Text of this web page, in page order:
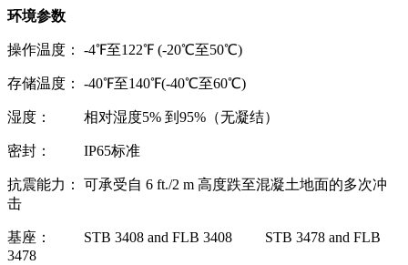
环境参数
操作温度： -4℉至122℉ (-20℃至50℃)
存储温度： -40℉至140℉(-40℃至60℃)
湿度： 相对湿度5% 到95%（无凝结）
密封： IP65标准
抗震能力： 可承受自 6 ft./2 m 高度跌至混凝土地面的多次冲
击
基座： STB 3408 and FLB 3408 STB 3478 and FLB
3478